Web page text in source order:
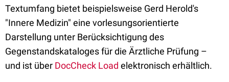
Textumfang bietet beispielsweise Gerd Herold's
"Innere Medizin" eine vorlesungsorientierte
Darstellung unter Berücksichtigung des
Gegenstandskataloges für die Ärztliche Prüfung –
und ist über DocCheck Load elektronisch erhältlich.